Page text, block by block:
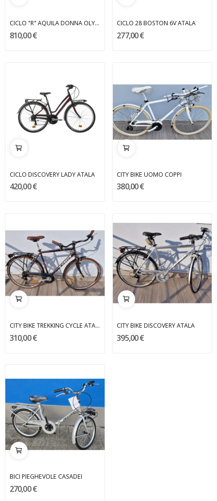
CICLO "R" AQUILA DONNA OLYMPIA
810,00 €
CICLO 28 BOSTON 6V ATALA
277,00 €
CICLO DISCOVERY LADY ATALA
420,00 €
CITY BIKE UOMO COPPI
380,00 €
CITY BIKE TREKKING CYCLE ATALA
310,00 €
CITY BIKE DISCOVERY ATALA
395,00 €
BICI PIEGHEVOLE CASADEI
270,00 €